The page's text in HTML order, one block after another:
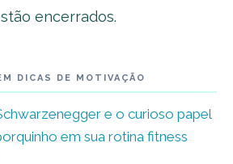
encerrados.
DICAS DE MOTIVAÇÃO
e o curioso papel
em sua rotina fitness